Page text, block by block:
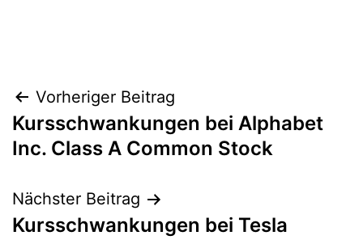
Beitragsnavigation
Vorheriger Beitrag
Kursschwankungen bei Alphabet
Inc. Class A Common Stock
Nächster Beitrag
Kursschwankungen bei Tesla